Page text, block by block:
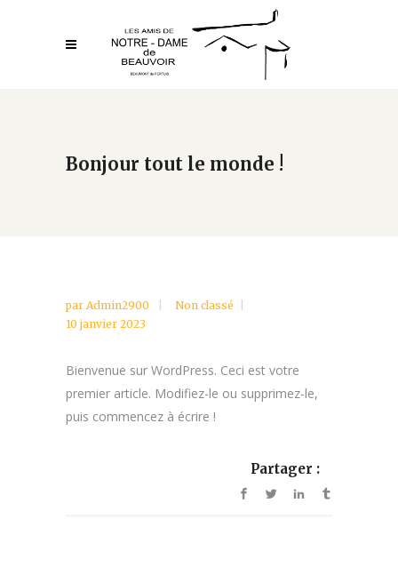
Bonjour tout le monde !
par Admin2900
Non classé
10 janvier 2023
Bienvenue sur WordPress. Ceci est votre
premier article. Modifiez-le ou supprimez-le,
puis commencez à écrire !
Partager :